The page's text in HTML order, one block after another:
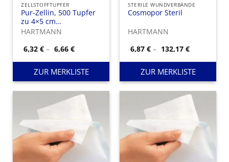
ZELLSTOFFTUPFER
Pur-Zellin, 500 Tupfer
zu 4×5 cm
gebrauchsfertig
Rolle.
HARTMANN
6,32€ – 6,66€Preisspanne:
6,32 €
bis
6,66 €
ZUR MERKLISTE
STERILE WUNDVERBÄNDE
Cosmopor Steril
HARTMANN
6,87€ – 132,17€
6,87 €
bis
132,17 €
ZUR MERKLISTE